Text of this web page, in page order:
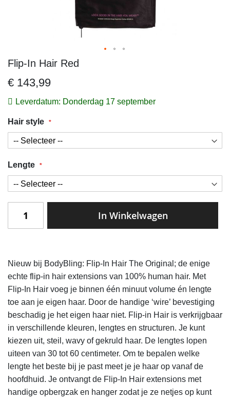
Ga
het
begin
de
afbeeldingen-
gallerij
Flip-In Hair Red
€ 143,99
Leverdatum: Donderdag 17 september
Hair style
Lengte
In Winkelwagen
Nieuw bij BodyBling: Flip-In Hair The Original; de enige
echte flip-in hair extensions van 100% human hair. Met
Flip-In Hair voeg je binnen één minuut volume én lengte
toe aan je eigen haar. Door de handige ‘wire’ bevestiging
beschadig je het eigen haar niet. Flip-in Hair is verkrijgbaar
in verschillende kleuren, lengtes en structuren. Je kunt
kiezen uit, steil, wavy of gekruld haar. De lengtes lopen
uiteen van 30 tot 60 centimeter. Om te bepalen welke
lengte het beste bij je past meet je je haar op vanaf de
hoofdhuid. Je ontvangt de Flip-In Hair extensions met
handige opbergzak en hanger zodat je ze netjes op kunt